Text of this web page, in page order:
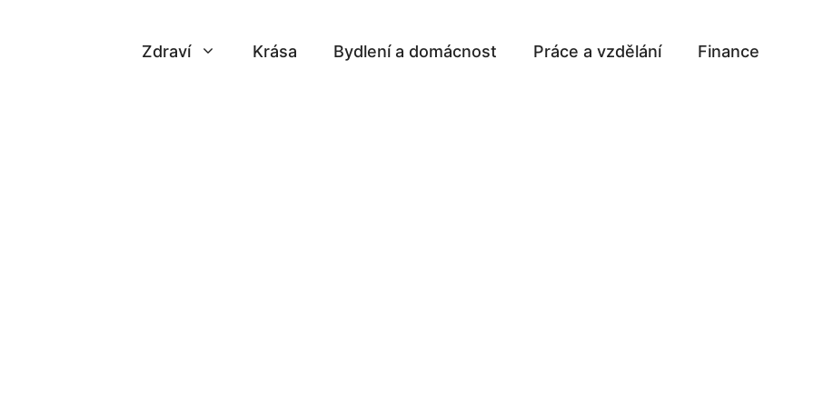
Zdraví Krása Bydlení a domácnost Práce a vzdělání Finance